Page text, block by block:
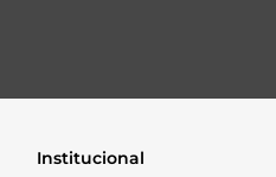
Institucional